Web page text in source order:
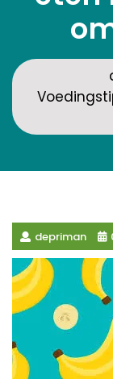
depriman